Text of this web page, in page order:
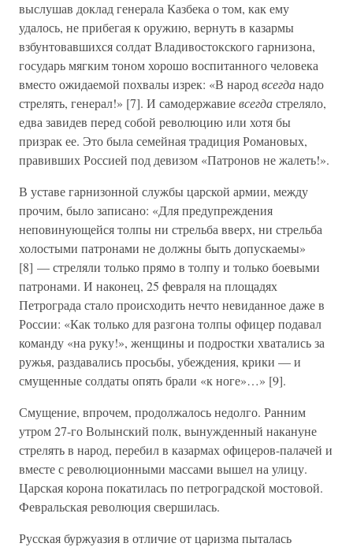
выслушав доклад генерала Казбека о том, как ему
удалось, не прибегая к оружию, вернуть в казармы
взбунтовавшихся солдат Владивостокского гарнизона,
государь мягким тоном хорошо воспитанного человека
вместо ожидаемой похвалы изрек: «В народвсегданадо
стрелять, генерал!» [7]. И самодержавиевсегдастреляло,
едва завидев перед собой революцию или хотя бы
призрак ее. Это была семейная традиция Романовых,
правивших Россией под девизом «Патронов не жалеть!».
В уставе гарнизонной службы царской армии, между
прочим, было записано: «Для предупреждения
неповинующейся толпы ни стрельба вверх, ни стрельба
холостыми патронами не должны быть допускаемы»
[8] — стреляли только прямо в толпу и только боевыми
патронами. И наконец, 25 февраля на площадях
Петрограда стало происходить нечто невиданное даже в
России: «Как только для разгона толпы офицер подавал
команду «на руку!», женщины и подростки хватались за
ружья, раздавались просьбы, убеждения, крики — и
смущенные солдаты опять брали «к ноге»…» [9].
Смущение, впрочем, продолжалось недолго. Ранним
утром 27-го Волынский полк, вынужденный накануне
стрелять в народ, перебил в казармах офицеров-палачей и
вместе с революционными массами вышел на улицу.
Царская корона покатилась по петроградской мостовой.
Февральская революция свершилась.
Русская буржуазия в отличие от царизма пыталась